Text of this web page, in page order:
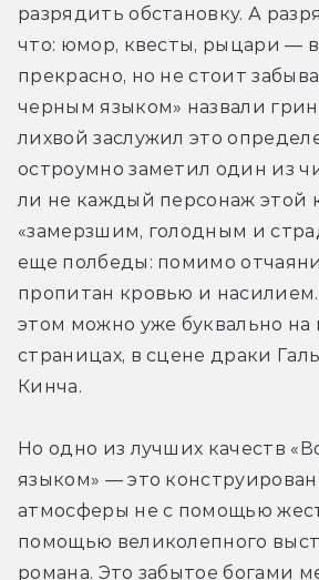
разрядить обстановку. А
что: юмор, квесты, рыцари —
прекрасно, но не стоит
черным языком» назвали
лихвой заслужил это
остроумно заметил один из
ли не каждый персонаж этой
«замерзшим, голодным и
еще полбеды: помимо
пропитан кровью и
этом можно уже буквально на
страницах, в сцене драки
Кинча.
Но одно из лучших качеств
языком» — это
атмосферы не с помощью
помощью великолепного
романа. Это забытое богами